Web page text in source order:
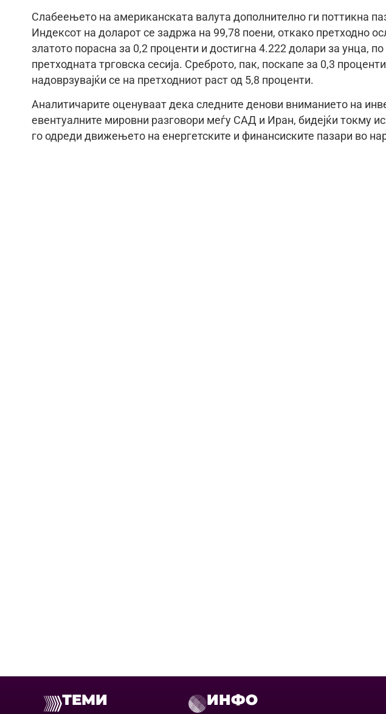
Слабеењето на американската валута дополнително ги поттикна
Индексот на доларот се задржа на 99,78 поени, откако претходно
златото порасна за 0,2 проценти и достигна 4.222 долари за унца,
претходната трговска сесија. Среброто, пак, поскапе за 0,3
надоврзувајќи се на претходниот раст од 5,8 проценти.
Аналитичарите оценуваат дека следните денови вниманието на
евентуалните мировни разговори меѓу САД и Иран, бидејќи токму
го одреди движењето на енергетските и финансиските пазари во
ТЕМИ ИНФО